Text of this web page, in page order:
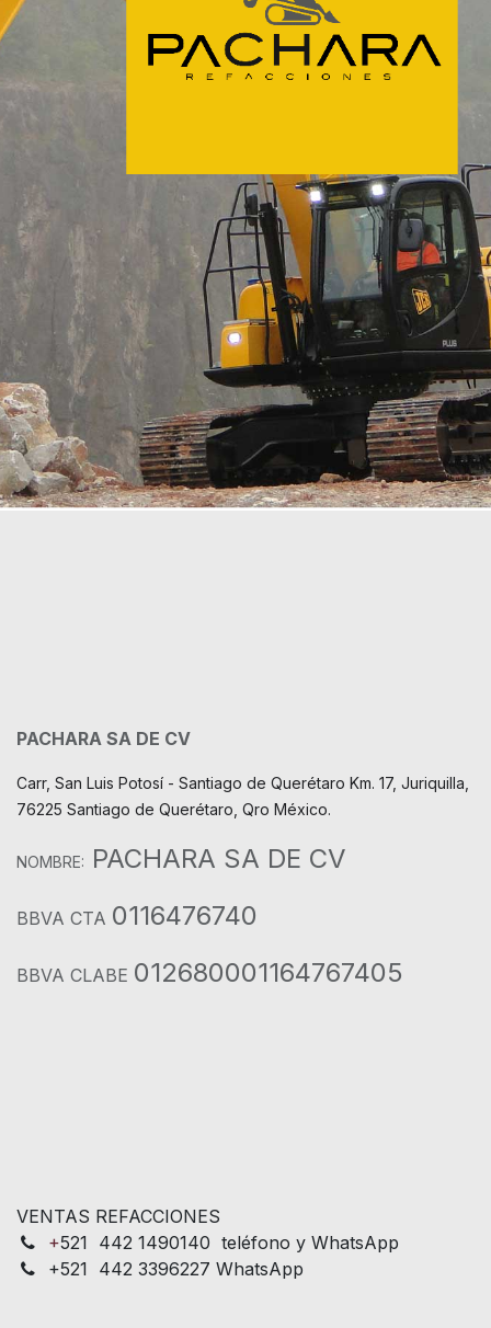
PACHARA SA DE CV
Carr, San Luis Potosí - Santiago de Querétaro Km. 17, Juriquilla,
76225 Santiago de Querétaro, Qro México.
NOMBRE: PACHARA SA DE CV
BBVA CTA 0116476740
BBVA CLABE 012680001164767405
VENTAS REFACCIONES
+521 442 1490140 teléfono y WhatsApp
+521 442 3396227 WhatsApp